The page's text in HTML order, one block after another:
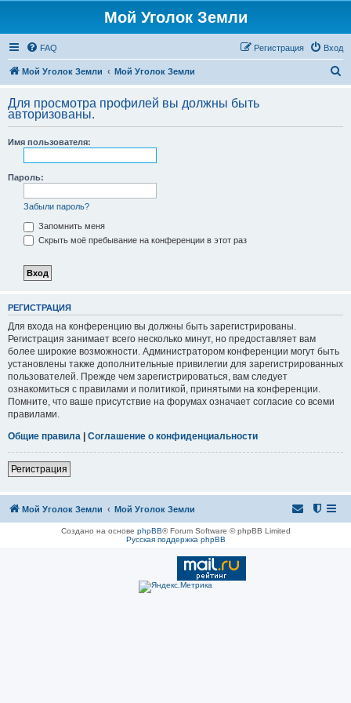
Мой Уголок Земли
FAQ Вход
Регистрация
Мой Уголок Земли Мой Уголок Земли
с
Для просмотра профилей вы должны быть
авторизованы.
Имя пользователя:
Пароль:
Забыли пароль?
Запомнить меня
Скрыть моё пребывание на конференции в этот раз
РЕГИСТРАЦИЯ
Для входа на конференцию вы должны быть зарегистрированы.
Регистрация занимает всего несколько минут, но предоставляет вам
более широкие возможности. Администратором конференции могут быть
установлены также дополнительные привилегии для зарегистрированных
пользователей. Прежде чем зарегистрироваться, вам следует
ознакомиться с правилами и политикой, принятыми на конференции.
Помните, что ваше присутствие на форумах означает согласие со всеми
правилами.
Общие правила | Соглашение о конфиденциальности
Регистрация
Мой Уголок Земли Мой Уголок Земли
Создано на основе phpBB® Forum Software © phpBB Limited
Русская поддержка phpBB